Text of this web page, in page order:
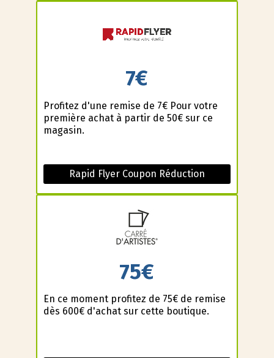
7€
Profitez d'une remise de 7€ Pour votre
première achat à partir de 50€ sur ce
magasin.
Rapid Flyer Coupon Réduction
75€
En ce moment profitez de 75€ de remise
dès 600€ d'achat sur cette boutique.